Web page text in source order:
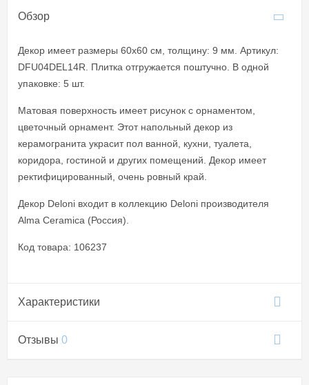
Обзор
Декор имеет размеры 60x60 см, толщину: 9 мм. Артикул:
DFU04DEL14R. Плитка отгружается поштучно. В одной
упаковке: 5 шт.
Матовая поверхность имеет рисунок с орнаментом,
цветочный орнамент. Этот напольный декор из
керамогранита украсит пол ванной, кухни, туалета,
коридора, гостиной и других помещений. Декор имеет
ректифицированный, очень ровный край.
Декор Deloni входит в коллекцию Deloni производителя
Alma Ceramica (Россия).
Код товара: 106237
Характеристики
Отзывы 0